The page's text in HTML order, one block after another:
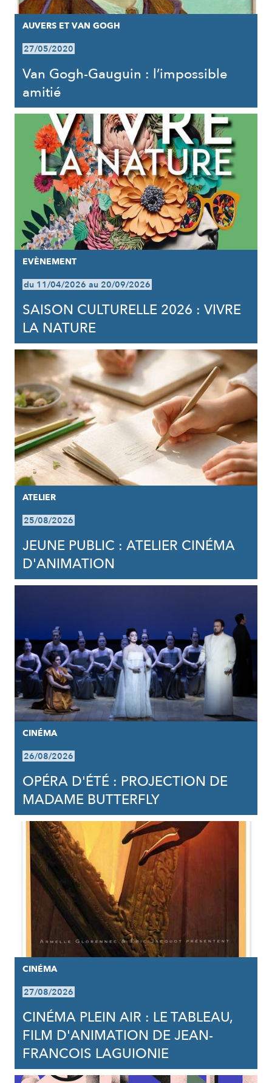
AUVERS ET VAN GOGH
27/05/2020
Van Gogh-Gauguin : l’impossible
amitié
EVÈNEMENT
du 11/04/2026 au 20/09/2026
SAISON CULTURELLE 2026 : VIVRE
LA NATURE
ATELIER
25/08/2026
JEUNE PUBLIC : ATELIER CINÉMA
D'ANIMATION
CINÉMA
26/08/2026
OPÉRA D'ÉTÉ : PROJECTION DE
MADAME BUTTERFLY
CINÉMA
27/08/2026
CINÉMA PLEIN AIR : LE TABLEAU,
FILM D'ANIMATION DE JEAN-
FRANCOIS LAGUIONIE